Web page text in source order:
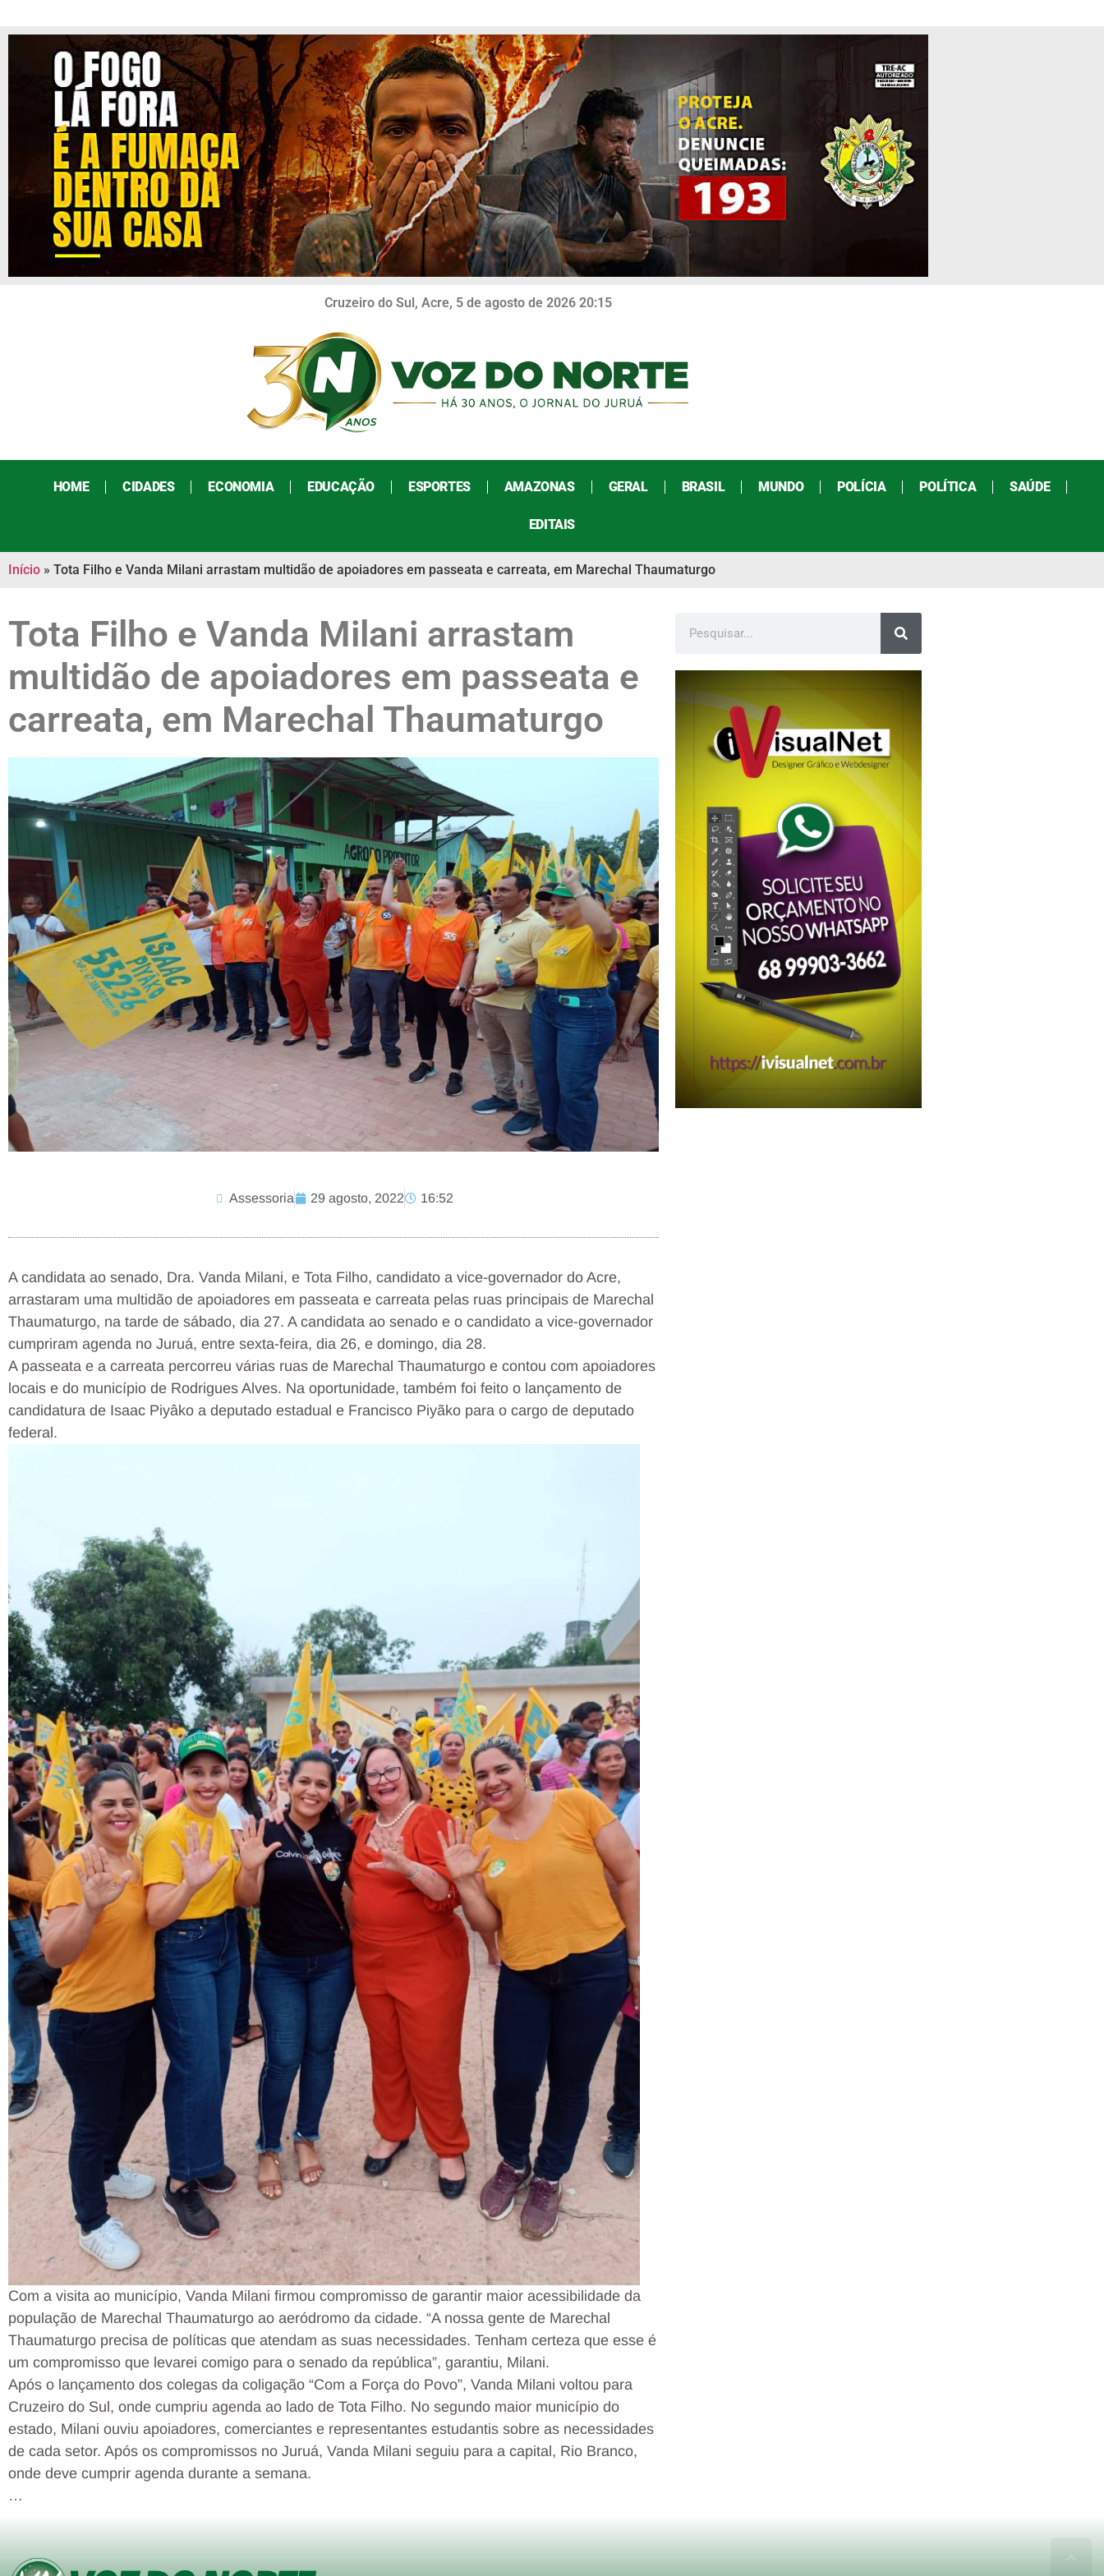
Cruzeiro do Sul, Acre, 5 de agosto de 2026 20:15
HOME CIDADES ECONOMIA EDUCAÇÃO ESPORTES AMAZONAS GERAL BRASIL MUNDO POLÍCIA POLÍTICA SAÚDE
EDITAIS
Início » Tota Filho e Vanda Milani arrastam multidão de apoiadores em passeata e carreata, em Marechal Thaumaturgo
Tota Filho e Vanda Milani arrastam
multidão de apoiadores em passeata e
carreata, em Marechal Thaumaturgo
Assessoria 29 agosto, 2022 16:52
A candidata ao senado, Dra. Vanda Milani, e Tota Filho, candidato a vice-governador do Acre,
arrastaram uma multidão de apoiadores em passeata e carreata pelas ruas principais de Marechal
Thaumaturgo, na tarde de sábado, dia 27. A candidata ao senado e o candidato a vice-governador
cumpriram agenda no Juruá, entre sexta-feira, dia 26, e domingo, dia 28.
A passeata e a carreata percorreu várias ruas de Marechal Thaumaturgo e contou com apoiadores
locais e do município de Rodrigues Alves. Na oportunidade, também foi feito o lançamento de
candidatura de Isaac Piyâko a deputado estadual e Francisco Piyãko para o cargo de deputado
federal.
Com a visita ao município, Vanda Milani firmou compromisso de garantir maior acessibilidade da
população de Marechal Thaumaturgo ao aeródromo da cidade. “A nossa gente de Marechal
Thaumaturgo precisa de políticas que atendam as suas necessidades. Tenham certeza que esse é
um compromisso que levarei comigo para o senado da república”, garantiu, Milani.
Após o lançamento dos colegas da coligação “Com a Força do Povo”, Vanda Milani voltou para
Cruzeiro do Sul, onde cumpriu agenda ao lado de Tota Filho. No segundo maior município do
estado, Milani ouviu apoiadores, comerciantes e representantes estudantis sobre as necessidades
de cada setor. Após os compromissos no Juruá, Vanda Milani seguiu para a capital, Rio Branco,
onde deve cumprir agenda durante a semana.
…